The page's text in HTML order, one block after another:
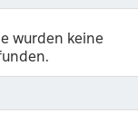
wurden keine